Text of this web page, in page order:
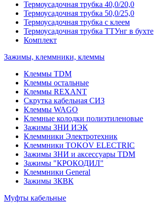
Термоусадочная трубка 40,0/20,0
Термоусадочная трубка 50,0/25,0
Термоусадочная трубка с клеем
Термоусадочная трубка ТТУнг в бухте
Комплект
Зажимы, клеммники, клеммы
Клеммы TDM
Клеммы остальные
Клеммы REXANT
Скрутка кабельная СИЗ
Клеммы WAGO
Клемные колодки полиэтиленовые
Зажимы ЗНИ ИЭК
Клеммники Электротехник
Клеммники TOKOV ELECTRIC
Зажимы ЗНИ и аксессуары TDM
Зажимы "КРОКОДИЛ"
Клеммники General
Зажимы 3КВК
Муфты кабельные